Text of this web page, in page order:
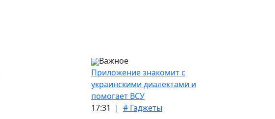
Важное
Приложение знакомит с
украинскими диалектами и
помогает ВСУ
17:31 | # Гаджеты